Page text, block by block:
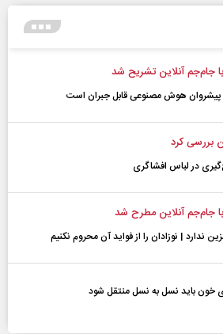
جام‌جم آنلاین تشریح شد
پیشرو‌ان هوش مصنوعی قابل جبران است
بررسی کرد
در لباس افشاگری
جام‌جم آنلاین مطرح شد
ندارد | نوزادان را از فواید آن محروم نکنیم
خون باید نسل به نسل منتقل شود